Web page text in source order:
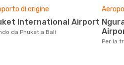
di origine
International Airport
da Phuket a Bali
Ngurah Rai International
Per la